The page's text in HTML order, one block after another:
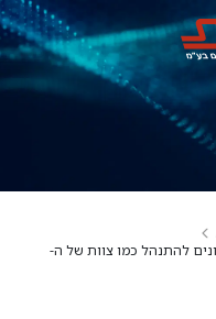
להתנהל כמו צוות של ה-